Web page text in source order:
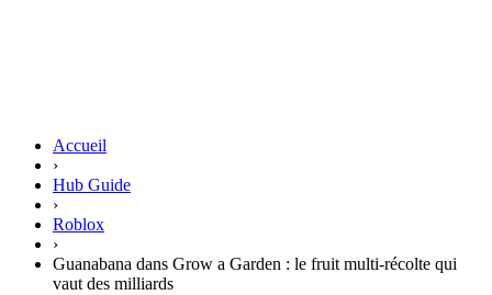
Accueil
›
Hub Guide
›
Roblox
›
Guanabana dans Grow a Garden : le fruit multi-récolte qui
vaut des milliards